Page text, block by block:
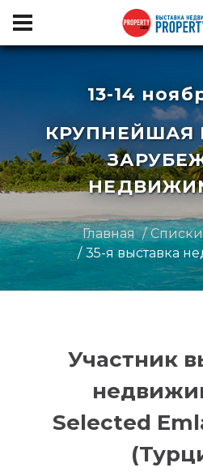
13-14
КРУПНЕЙШАЯ
Главная
Списки
35-я выставка
Участник
Selected